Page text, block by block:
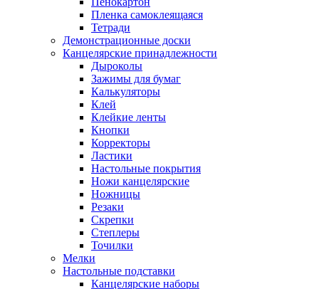
Пленка самоклеящаяся
Тетради
Демонстрационные доски
Канцелярские принадлежности
Дыроколы
Зажимы для бумаг
Калькуляторы
Клей
Клейкие ленты
Кнопки
Корректоры
Ластики
Настольные покрытия
Ножи канцелярские
Ножницы
Резаки
Скрепки
Степлеры
Точилки
Мелки
Настольные подставки
Канцелярские наборы